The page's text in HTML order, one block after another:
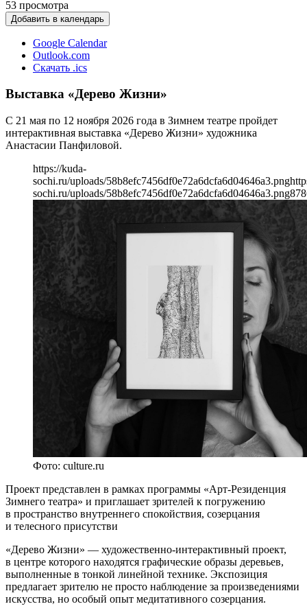
53 просмотра
Добавить в календарь
Google Calendar
Outlook.com
Скачать .ics
Выставка «Дерево Жизни»
С 21 мая по 12 ноября 2026 года в Зимнем театре пройдет
интерактивная выставка «Дерево Жизни» художника
Анастасии Панфиловой.
https://kuda-
sochi.ru/uploads/58b8efc7456df0e72a6dcfa6d04646a3.png
sochi.ru/uploads/58b8efc7456df0e72a6dcfa6d04646a3.png878
Фото: culture.ru
Проект представлен в рамках программы «Арт-Резиденция
Зимнего театра» и приглашает зрителей к погружению
в пространство внутреннего спокойствия, созерцания
и телесного присутстви
«Дерево Жизни» — художественно-интерактивный проект,
в центре которого находятся графические образы деревьев,
выполненные в тонкой линейной технике. Экспозиция
предлагает зрителю не просто наблюдение за произведениями
искусства, но особый опыт медитативного созерцания.